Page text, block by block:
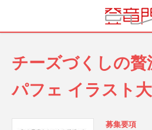
チーズづくしの
パフェ イラスト
募集要項